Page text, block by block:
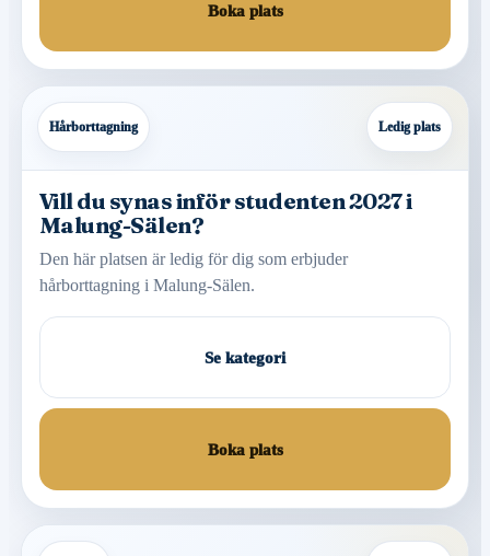
Boka plats
Hårborttagning Ledig plats
Vill du synas inför studenten 2027 i
Malung-Sälen?
Den här platsen är ledig för dig som erbjuder
hårborttagning i Malung-Sälen.
Se kategori
Boka plats